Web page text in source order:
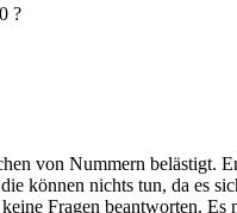
?
von Nummern belästigt.
können nichts tun, da es
Fragen beantworten.